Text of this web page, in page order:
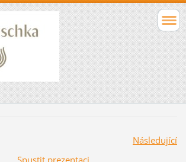
Následující
Spustit prezentaci